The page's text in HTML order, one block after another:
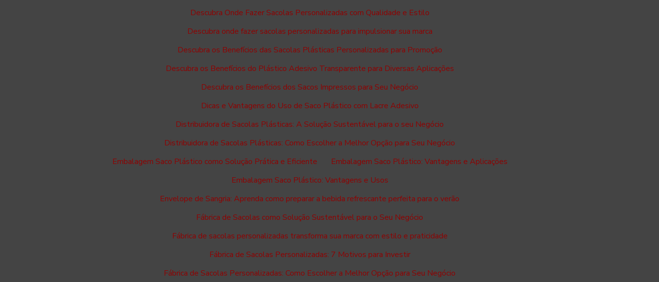
Descubra Onde Fazer Sacolas Personalizadas com Qualidade e Estilo
Descubra onde fazer sacolas personalizadas para impulsionar sua marca
Descubra os Benefícios das Sacolas Plásticas Personalizadas para Promoção
Descubra os Benefícios do Plástico Adesivo Transparente para Diversas Aplicações
Descubra os Benefícios dos Sacos Impressos para Seu Negócio
Dicas e Vantagens do Uso de Saco Plástico com Lacre Adesivo
Distribuidora de Sacolas Plásticas: A Solução Sustentável para o seu Negócio
Distribuidora de Sacolas Plásticas: Como Escolher a Melhor Opção para Seu Negócio
Embalagem Saco Plástico como Solução Prática e Eficiente
Embalagem Saco Plástico: Vantagens e Aplicações
Embalagem Saco Plástico: Vantagens e Usos
Envelope de Sangria: Aprenda como preparar a bebida refrescante perfeita para o verão
Fábrica de Sacolas como Solução Sustentável para o Seu Negócio
Fábrica de sacolas personalizadas transforma sua marca com estilo e praticidade
Fábrica de Sacolas Personalizadas: 7 Motivos para Investir
Fábrica de Sacolas Personalizadas: Como Escolher a Melhor Opção para Seu Negócio